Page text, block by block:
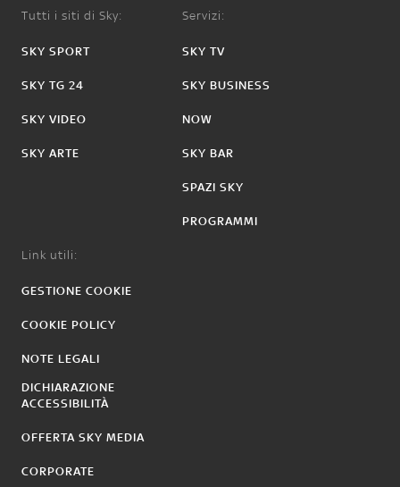
Tutti i siti di Sky:
SKY SPORT
SKY TG 24
SKY VIDEO
SKY ARTE
Servizi:
SKY TV
SKY BUSINESS
NOW
SKY BAR
SPAZI SKY
PROGRAMMI
Link utili:
GESTIONE COOKIE
COOKIE POLICY
NOTE LEGALI
DICHIARAZIONE
ACCESSIBILITÀ
OFFERTA SKY MEDIA
CORPORATE